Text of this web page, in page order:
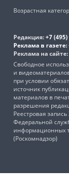
Возрастная
Редакция:+7
Реклама в газете:
Реклама на сайте:
Свободное
и
при условии
источник
материалов в
разрешения
Реестровая
Федеральной
информационных
(Роскомнадзор)